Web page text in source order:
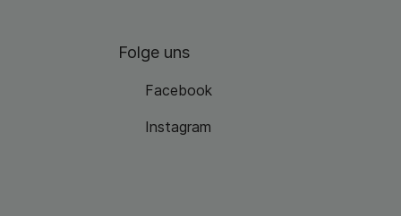
Folge uns
Facebook
Instagram